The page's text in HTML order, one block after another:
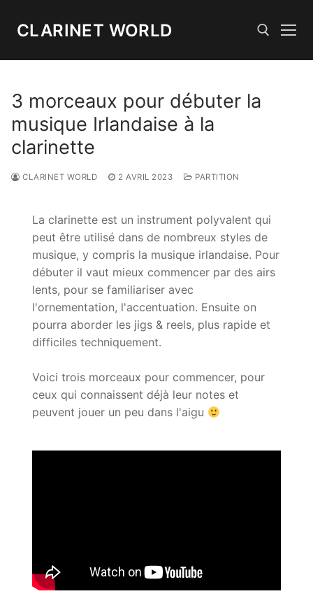
CLARINET WORLD
3 morceaux pour débuter la
musique Irlandaise à la
clarinette
CLARINET WORLD 2 AVRIL 2023 PARTITION
La clarinette est un instrument polyvalent qui
peut être utilisé dans de nombreux styles de
musique, y compris la musique irlandaise. Pour
débuter il vaut mieux commencer par des airs
lents, pour se familiariser avec
l'ornementation, l'accentuation. Ensuite on
pourra aborder les jigs & reels, plus rapide et
difficiles techniquement.
Voici trois morceaux pour commencer, pour
ceux qui connaissent déjà leur notes et
peuvent jouer un peu dans l'aigu